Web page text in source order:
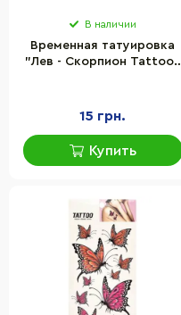
В наличии
Временная татуировка
"Лев - Скорпион Tattoo"
15 грн.
Купить